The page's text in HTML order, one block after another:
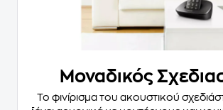
Μοναδικός
Το φινίρισμα του ακουστικού